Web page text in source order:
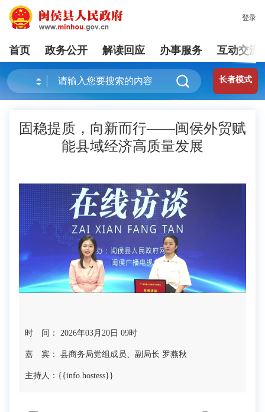
登录
首页 政务公开 解读回应 办事服务 互动交流
长者模式
固稳提质，向新而行——闽侯外贸赋
能县域经济高质量发展
时 间： 2026年03月20日 09时
嘉 宾： 县商务局党组成员、副局长 罗燕秋
主持人：{{info.hostess}}